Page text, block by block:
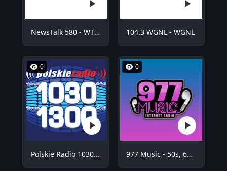
NewsTalk 580 - WTCM 104.3 WGNL - WGNL
0
Polskie Radio 1030 Chicago - WNVR
0
977 Music - 50s, 60s Hits